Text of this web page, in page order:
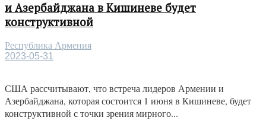
и Азербайджана в Кишиневе будет
конструктивной
Республика Армения
2023-05-31
США рассчитывают, что встреча лидеров Армении и
Азербайджана, которая состоится 1 июня в Кишиневе, будет
конструктивной с точки зрения мирного...